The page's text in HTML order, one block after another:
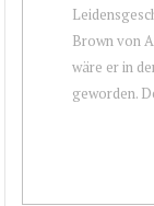
Brown von
wäre er in
geworden.